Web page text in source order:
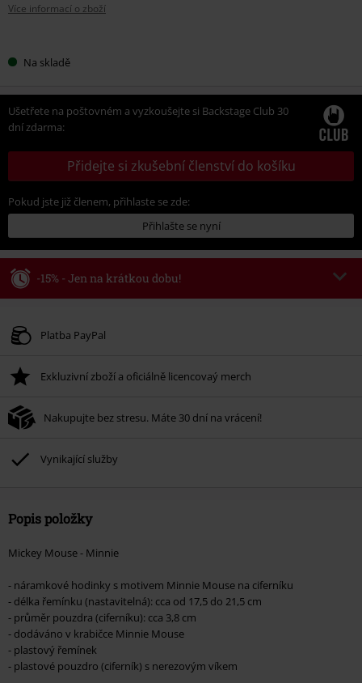
Více informací o zboží
si Na skladě
Ušetřete na poštovném a vyzkoušejte si Backstage Club 30
dní zdarma:
Přidejte si zkušební členství do košíku
Pokud jste již členem, přihlaste se zde:
Přihlašte se nyní
-15% - Jen na krátkou dobu!
Platné do 8/9/26
Po zadání kódu v košíku, se sleva uplatní automaticky.
Nelze kombinovat s jinými akciovými kódy. Sleva se nevztahuje na: knihy,
média, vstupenky, Rammstein, (Till) Lindemann, Böhse Onkelz, Broilers, Die
podpoříte nadaci.
Platba PayPal
Exkluzivní zboží a oficiálně licencovaý merch
Nakupujte bez stresu. Máte 30 dní na vrácení!
Vynikající služby
Popis položky
Mickey Mouse - Minnie
- náramkové hodinky s motivem Minnie Mouse na ciferníku
- délka řemínku (nastavitelná): cca od 17,5 do 21,5 cm
- průměr pouzdra (ciferníku): cca 3,8 cm
- dodáváno v krabičce Minnie Mouse
- plastový řemínek
- plastové pouzdro (ciferník) s nerezovým víkem